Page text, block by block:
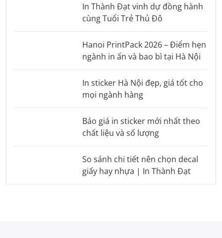
In Thành Đạt vinh dự đồng hành
cùng Tuổi Trẻ Thủ Đô
Hanoi PrintPack 2026 – Điểm hẹn
ngành in ấn và bao bì tại Hà Nội
In sticker Hà Nội đẹp, giá tốt cho
mọi ngành hàng
Báo giá in sticker mới nhất theo
chất liệu và số lượng
So sánh chi tiết nên chọn decal
giấy hay nhựa | In Thành Đạt